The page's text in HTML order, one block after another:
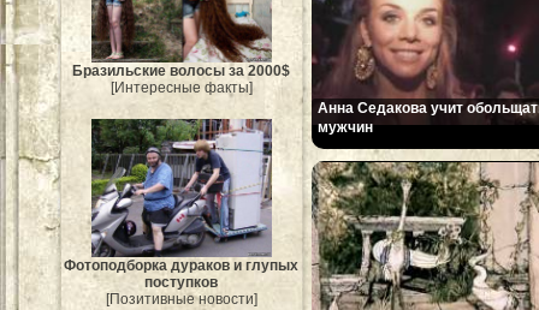
Бразильские волосы за 2000$
[Интересные факты]
Фотоподборка дураков и глупых
поступков
[Позитивные новости]
Анна Седакова учит
мужчин